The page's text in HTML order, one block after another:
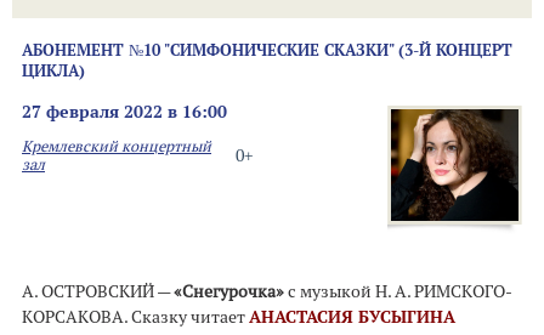
АБОНЕМЕНТ №10 "СИМФОНИЧЕСКИЕ СКАЗКИ" (3-Й КОНЦЕРТ
ЦИКЛА)
27 февраля 2022 в 16:00
0+
Кремлевский концертный
зал
А. ОСТРОВСКИЙ —«Снегурочка»с музыкой Н. А. РИМСКОГО-
КОРСАКОВА. Сказку читаетАНАСТАСИЯ БУСЫГИНА